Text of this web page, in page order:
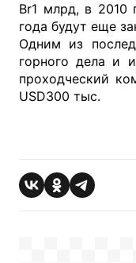
Br1 млрд, в 2010
года будут еще
Одним из
горного дела и
проходческий
USD300 тыс.